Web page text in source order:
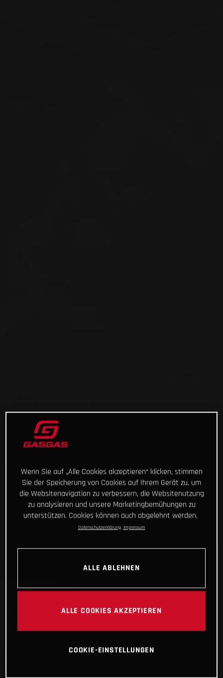
Wenn Sie auf „Alle Cookies akzeptieren“ klicken, stimmen
Sie der Speicherung von Cookies auf Ihrem Gerät zu, um
die Websitenavigation zu verbessern, die Websitenutzung
zu analysieren und unsere Marketingbemühungen zu
unterstützen. Cookies können auch abgelehnt werden.
Datenschutzerklärung Impressum
ALLE ABLEHNEN
ALLE COOKIES AKZEPTIEREN
COOKIE-EINSTELLUNGEN